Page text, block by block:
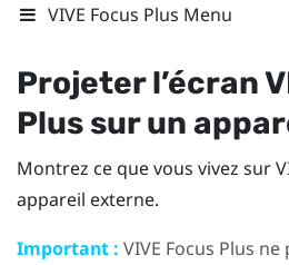
VIVE Focus Plus Menu
Projeter l’écran
Plus sur un
Montrez ce que vous vivez sur
appareil externe.
Important : VIVE Focus Plus ne